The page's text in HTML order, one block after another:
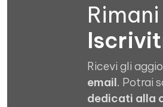
Ricevi gli
email. Potrai
dedicati alla